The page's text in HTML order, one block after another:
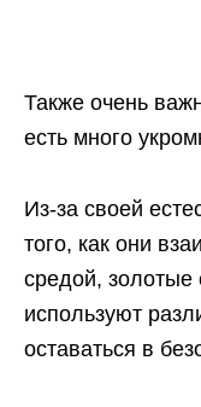
Также очень
есть много
Из-за своей
того, как они
средой, золотые
используют
оставаться в